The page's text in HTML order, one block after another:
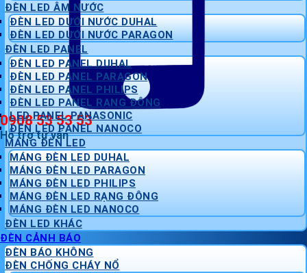
0908 53 53 53
Hỗ trợ tư vấn
ĐÈN LED ÂM NƯỚC
ĐÈN LED DƯỚI NƯỚC DUHAL
ĐÈN LED DƯỚI NƯỚC PARAGON
ĐÈN LED PANEL
ĐÈN LED PANEL DUHAL
ĐÈN LED PANEL PARAGON
ĐÈN LED PANEL PHILIPS
ĐÈN LED PANEL RẠNG ĐÔNG
LED PANEL PANASONIC
ĐÈN LED PANEL NANOCO
MÁNG ĐÈN LED
MÁNG ĐÈN LED DUHAL
MÁNG ĐÈN LED PARAGON
MÁNG ĐÈN LED PHILIPS
MÁNG ĐÈN LED RẠNG ĐÔNG
MÁNG ĐÈN LED NANOCO
ĐÈN LED KHÁC
ĐÈN CẢNH BÁO
ĐÈN BÁO KHÔNG
ĐÈN CHỐNG CHÁY NỔ